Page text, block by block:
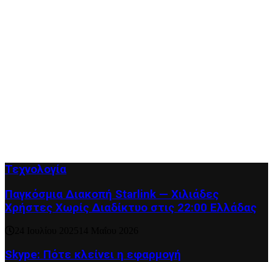
Τεχνολογία
Παγκόσμια Διακοπή Starlink — Χιλιάδες
Χρήστες Χωρίς Διαδίκτυο στις 22:00 Ελλάδας
Skype: Πότε κλείνει η εφαρμογή